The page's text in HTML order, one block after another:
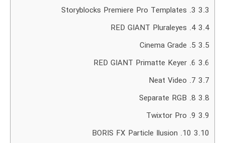
3.3
3.4
3.5
3.6
3.7
3.8
3.9
3.10